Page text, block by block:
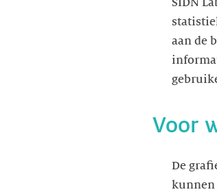
aan de
Voor
De
kunnen